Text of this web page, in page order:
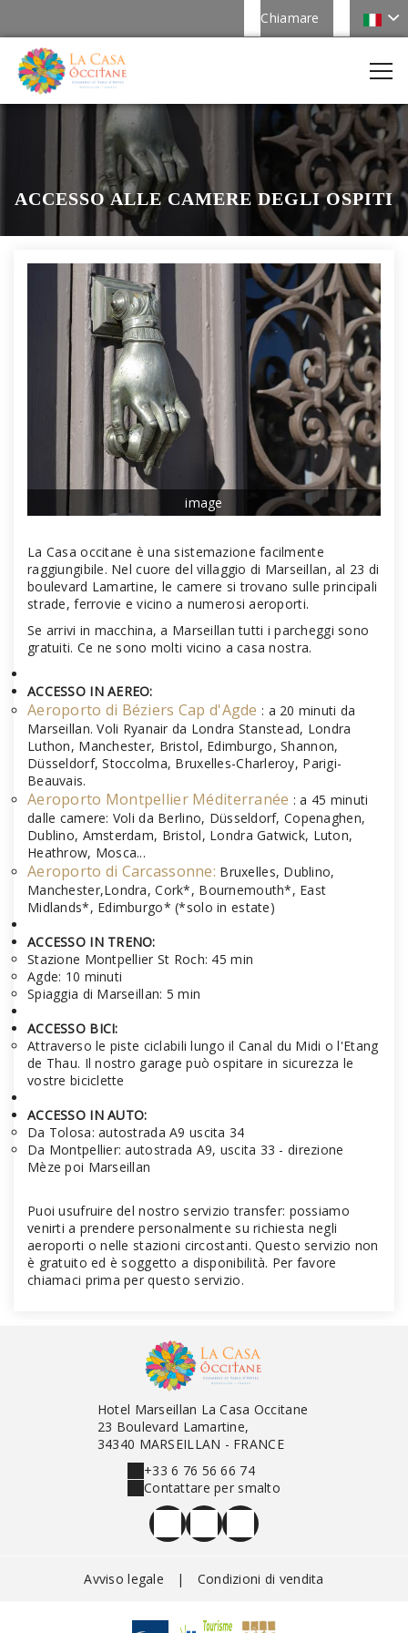
Chiamare
ACCESSO ALLE CAMERE DEGLI OSPITI
image
La Casa occitane è una sistemazione facilmente
raggiungibile. Nel cuore del villaggio di Marseillan, al 23 di
boulevard Lamartine, le camere si trovano sulle principali
strade, ferrovie e vicino a numerosi aeroporti.
Se arrivi in macchina, a Marseillan tutti i parcheggi sono
gratuiti. Ce ne sono molti vicino a casa nostra.
ACCESSO IN AEREO:
Aeroporto di Béziers Cap d'Agde : a 20 minuti da
Marseillan. Voli Ryanair da Londra Stanstead, Londra
Luthon, Manchester, Bristol, Edimburgo, Shannon,
Düsseldorf, Stoccolma, Bruxelles-Charleroy, Parigi-
Beauvais.
Aeroporto Montpellier Méditerranée : a 45 minuti
dalle camere: Voli da Berlino, Düsseldorf, Copenaghen,
Dublino, Amsterdam, Bristol, Londra Gatwick, Luton,
Heathrow, Mosca...
Aeroporto di Carcassonne: Bruxelles, Dublino,
Manchester,Londra, Cork*, Bournemouth*, East
Midlands*, Edimburgo* (*solo in estate)
ACCESSO IN TRENO:
Stazione Montpellier St Roch: 45 min
Agde: 10 minuti
Spiaggia di Marseillan: 5 min
ACCESSO BICI:
Attraverso le piste ciclabili lungo il Canal du Midi o l'Etang
de Thau. Il nostro garage può ospitare in sicurezza le
vostre biciclette
ACCESSO IN AUTO:
Da Tolosa: autostrada A9 uscita 34
Da Montpellier: autostrada A9, uscita 33 - direzione
Mèze poi Marseillan
Puoi usufruire del nostro servizio transfer: possiamo
venirti a prendere personalmente su richiesta negli
aeroporti o nelle stazioni circostanti. Questo servizio non
è gratuito ed è soggetto a disponibilità. Per favore
chiamaci prima per questo servizio.
Hotel Marseillan La Casa Occitane
23 Boulevard Lamartine,
34340 MARSEILLAN - FRANCE
+33 6 76 56 66 74
Contattare per smalto
Avviso legale | Condizioni di vendita